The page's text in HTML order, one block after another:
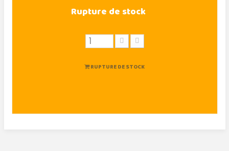
Rupture de stock
RUPTURE DE STOCK